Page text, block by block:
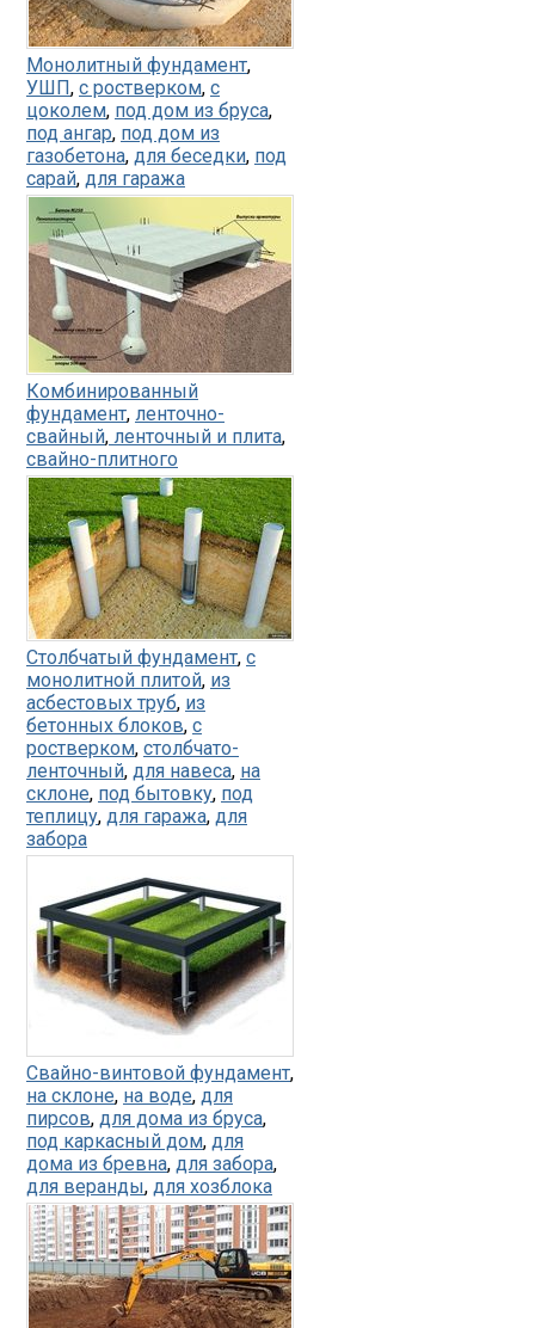
Монолитный фундамент,
УШП, с ростверком, с
цоколем, под дом из бруса,
под ангар, под дом из
газобетона, для беседки, под
сарай, для гаража
Комбинированный
фундамент, ленточно-
свайный, ленточный и плита,
свайно-плитного
Столбчатый фундамент, с
монолитной плитой, из
асбестовых труб, из
бетонных блоков, с
ростверком, столбчато-
ленточный, для навеса, на
склоне, под бытовку, под
теплицу, для гаража, для
забора
Свайно-винтовой фундамент,
на склоне, на воде, для
пирсов, для дома из бруса,
под каркасный дом, для
дома из бревна, для забора,
для веранды, для хозблока